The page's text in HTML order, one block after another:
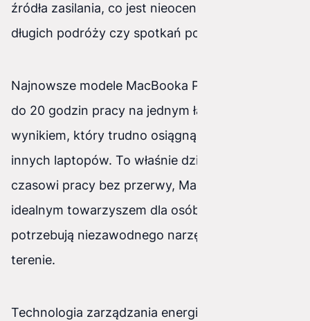
źródła zasilania, co jest nieocenione podczas
długich podróży czy spotkań poza biurem.
Najnowsze modele MacBooka Pro oferują nawet
do 20 godzin pracy na jednym ładowaniu, co jest
wynikiem, który trudno osiągnąć w przypadku
innych laptopów. To właśnie dzięki takiemu
czasowi pracy bez przerwy, MacBook Pro jest
idealnym towarzyszem dla osób, które
potrzebują niezawodnego narzędzia do pracy w
terenie.
Technologia zarządzania energią stosowana w